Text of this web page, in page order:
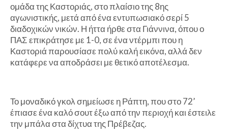
ομάδα της Καστοριάς, στο πλαίσιο της 8ης
αγωνιστικής, μετά από ένα εντυπωσιακό σερί 5
διαδοχικών νικών. Η ήττα ήρθε στα Γιάννινα, όπου ο
ΠΑΣ επικράτησε με 1-0, σε ένα ντέρμπι που η
Καστοριά παρουσίασε πολύ καλή εικόνα, αλλά δεν
κατάφερε να αποδράσει με θετικό αποτέλεσμα.
Το μοναδικό γκολ σημείωσε η Ράπτη, που στο 72’
έπιασε ένα καλό σουτ έξω από την περιοχή και έστειλε
την μπάλα στα δίχτυα της Πρέβεζας.